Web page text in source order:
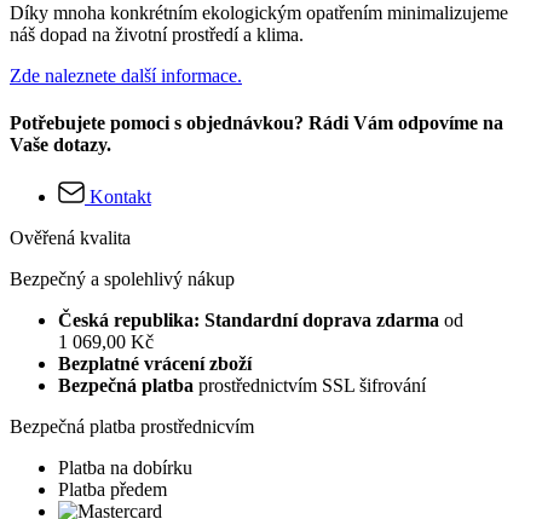
Díky mnoha konkrétním ekologickým opatřením minimalizujeme
náš dopad na životní prostředí a klima.
Zde naleznete další informace.
Potřebujete pomoci s objednávkou? Rádi Vám odpovíme na
Vaše dotazy.
Kontakt
Ověřená kvalita
Bezpečný a spolehlivý nákup
Česká republika: Standardní doprava zdarma od
1 069,00 Kč
Bezplatné vrácení zboží
Bezpečná platba prostřednictvím SSL šifrování
Bezpečná platba prostřednicvím
Platba na dobírku
Platba předem